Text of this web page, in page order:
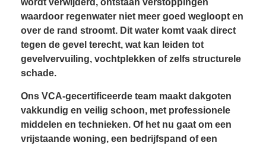
wordt verwijderd, ontstaan verstoppingen
waardoor regenwater niet meer goed wegloopt en
over de rand stroomt. Dit water komt vaak direct
tegen de gevel terecht, wat kan leiden tot
gevelvervuiling, vochtplekken of zelfs structurele
schade.
Ons VCA-gecertificeerde team maakt dakgoten
vakkundig en veilig schoon, met professionele
middelen en technieken. Of het nu gaat om een
vrijstaande woning, een bedrijfspand of een